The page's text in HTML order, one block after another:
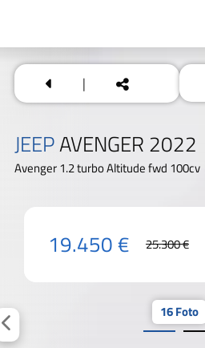
|
JEEPAVENGER 2022
Avenger 1.2 turbo Altitude fwd 100cv
19.450 € 25.300 €
16 Foto